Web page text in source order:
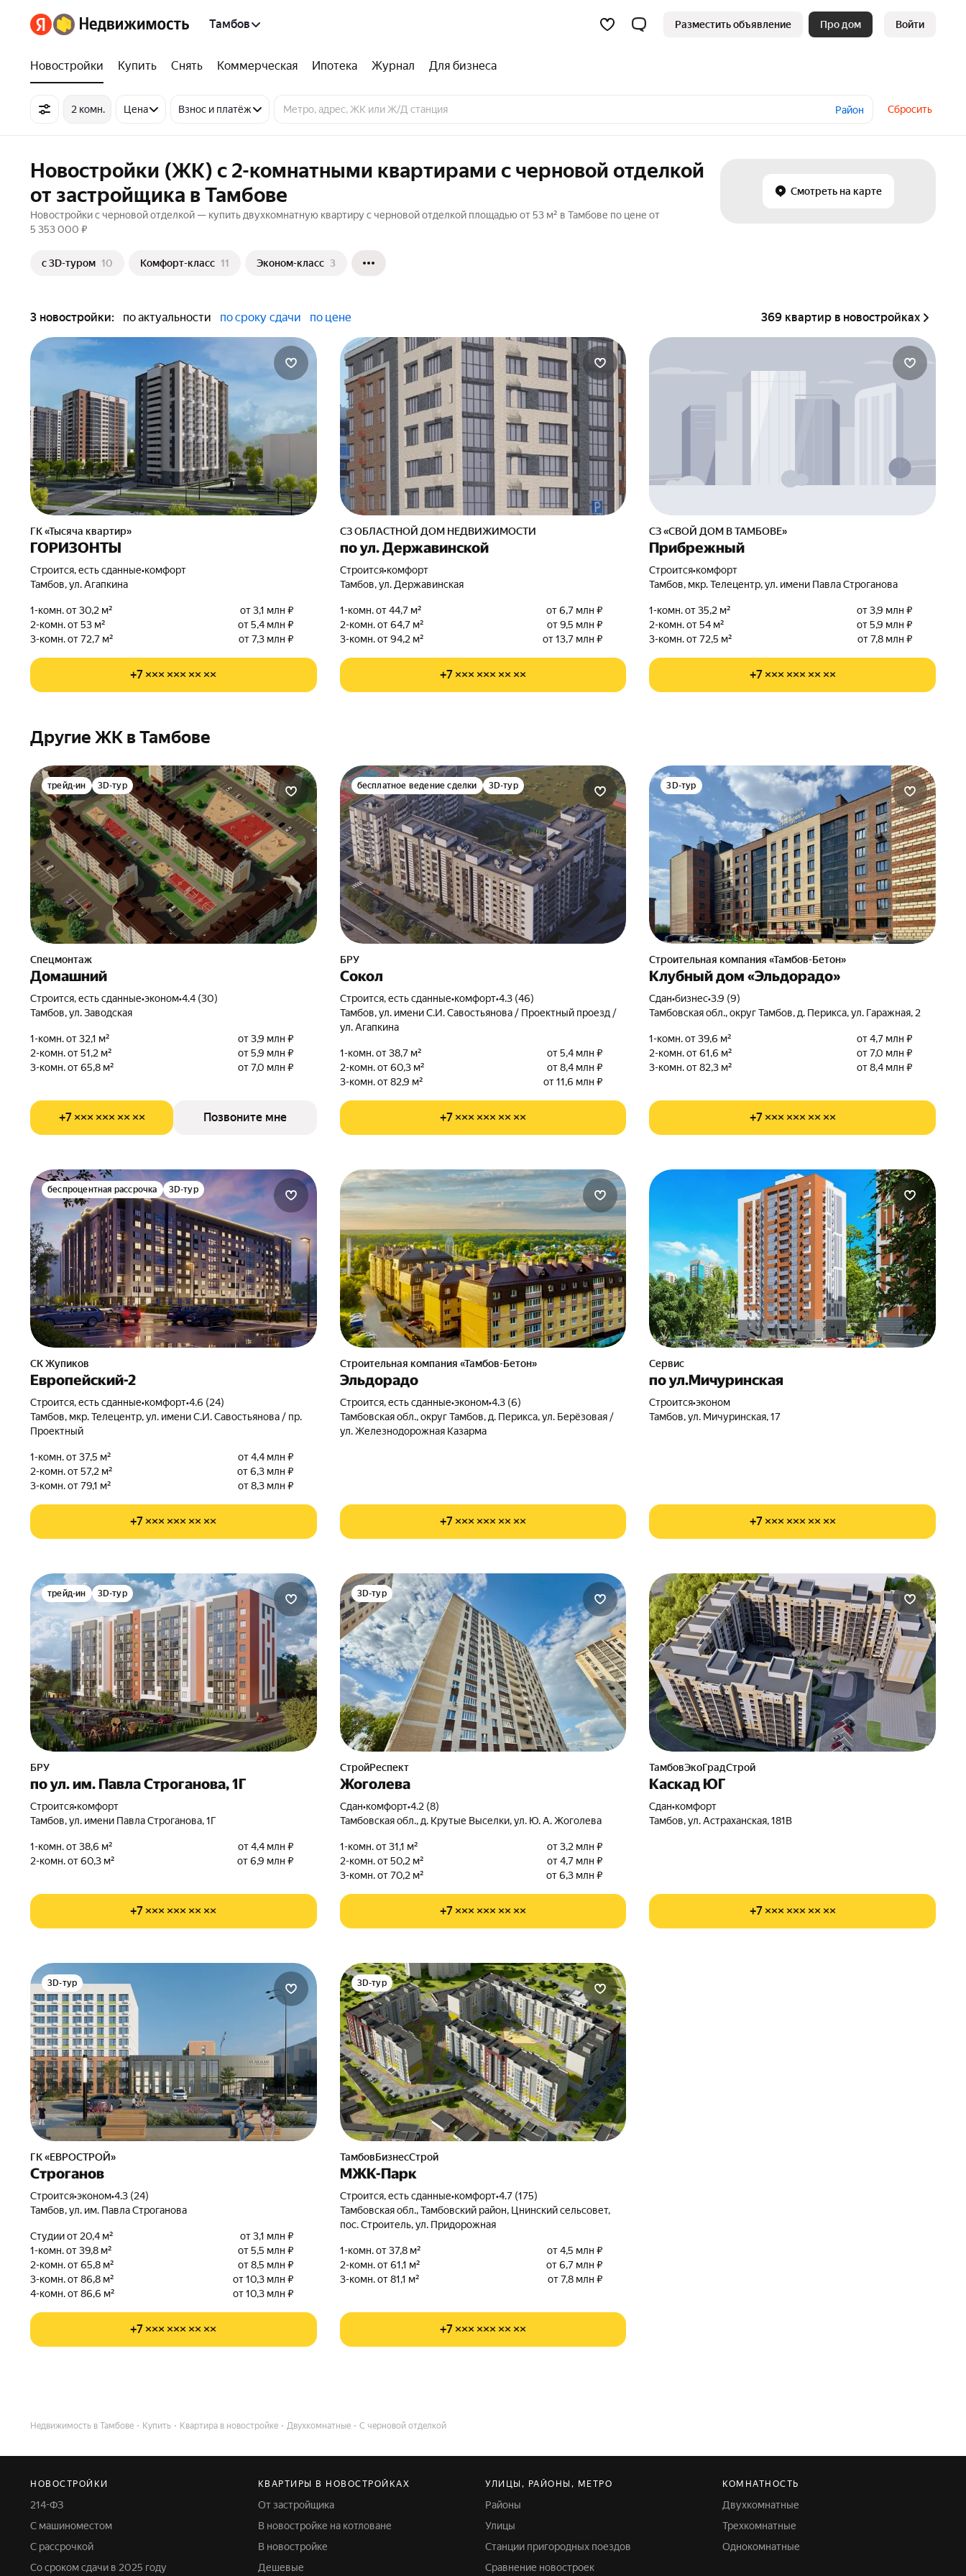
Тамбов Разместить объявление Про дом Войти
Новостройки Купить Снять Коммерческая Ипотека Журнал Для бизнеса
2 комн. Цена Взнос и платёж Район Сбросить
Новостройки (ЖК) с 2-комнатными квартирами с черновой отделкой
от застройщика в Тамбове
Новостройки с черновой отделкой — купить двухкомнатную квартиру с черновой отделкой площадью от 53 м² в Тамбове по цене от
5 353 000 ₽
c 3D-туром 10 Комфорт-класс 11 Эконом-класс 3
Смотреть на карте
3 новостройки: по актуальности по сроку сдачи по цене 369 квартир в новостройках
ГК «Тысяча квартир»
ГОРИЗОНТЫ
Строится, есть сданные•комфорт
Тамбов, ул. Агапкина
1-комн. от 30,2 м²
от 3,1 млн ₽
2-комн. от 53 м²
от 5,4 млн ₽
3-комн. от 72,7 м²
от 7,3 млн ₽
+7 ××× ××× ×× ××
СЗ ОБЛАСТНОЙ ДОМ НЕДВИЖИМОСТИ
по ул. Державинской
Строится•комфорт
Тамбов, ул. Державинская
1-комн. от 44,7 м²
от 6,7 млн ₽
2-комн. от 64,7 м²
от 9,5 млн ₽
3-комн. от 94,2 м²
от 13,7 млн ₽
+7 ××× ××× ×× ××
СЗ «СВОЙ ДОМ В ТАМБОВЕ»
Прибрежный
Строится•комфорт
Тамбов, мкр. Телецентр, ул. имени Павла Строганова
1-комн. от 35,2 м²
от 3,9 млн ₽
2-комн. от 54 м²
от 5,9 млн ₽
3-комн. от 72,5 м²
от 7,8 млн ₽
+7 ××× ××× ×× ××
Другие ЖК в Тамбове
трейд-ин 3D-тур
Спецмонтаж
Домашний
Строится, есть сданные•эконом•4.4 (30)
Тамбов, ул. Заводская
1-комн. от 32,1 м²
от 3,9 млн ₽
2-комн. от 51,2 м²
от 5,9 млн ₽
3-комн. от 65,8 м²
от 7,0 млн ₽
+7 ××× ××× ×× ×× Позвоните мне
бесплатное ведение сделки 3D-тур
БРУ
Сокол
Строится, есть сданные•комфорт•4.3 (46)
Тамбов, ул. имени С.И. Савостьянова / Проектный проезд /
ул. Агапкина
1-комн. от 38,7 м²
от 5,4 млн ₽
2-комн. от 60,3 м²
от 8,4 млн ₽
3-комн. от 82,9 м²
от 11,6 млн ₽
+7 ××× ××× ×× ××
3D-тур
Строительная компания «Тамбов-Бетон»
Клубный дом «Эльдорадо»
Сдан•бизнес•3.9 (9)
Тамбовская обл., округ Тамбов, д. Перикса, ул. Гаражная, 2
1-комн. от 39,6 м²
от 4,7 млн ₽
2-комн. от 61,6 м²
от 7,0 млн ₽
3-комн. от 82,3 м²
от 8,4 млн ₽
+7 ××× ××× ×× ××
беспроцентная рассрочка 3D-тур
СК Жупиков
Европейский-2
Строится, есть сданные•комфорт•4.6 (24)
Тамбов, мкр. Телецентр, ул. имени С.И. Савостьянова / пр.
Проектный
1-комн. от 37,5 м²
от 4,4 млн ₽
2-комн. от 57,2 м²
от 6,3 млн ₽
3-комн. от 79,1 м²
от 8,3 млн ₽
+7 ××× ××× ×× ××
Строительная компания «Тамбов-Бетон»
Эльдорадо
Строится, есть сданные•эконом•4.3 (6)
Тамбовская обл., округ Тамбов, д. Перикса, ул. Берёзовая /
ул. Железнодорожная Казарма
+7 ××× ××× ×× ××
Сервис
по ул.Мичуринская
Строится•эконом
Тамбов, ул. Мичуринская, 17
+7 ××× ××× ×× ××
трейд-ин 3D-тур
БРУ
по ул. им. Павла Строганова, 1Г
Строится•комфорт
Тамбов, ул. имени Павла Строганова, 1Г
1-комн. от 38,6 м²
от 4,4 млн ₽
2-комн. от 60,3 м²
от 6,9 млн ₽
+7 ××× ××× ×× ××
3D-тур
СтройРеспект
Жоголева
Сдан•комфорт•4.2 (8)
Тамбовская обл., д. Крутые Выселки, ул. Ю. А. Жоголева
1-комн. от 31,1 м²
от 3,2 млн ₽
2-комн. от 50,2 м²
от 4,7 млн ₽
3-комн. от 70,2 м²
от 6,3 млн ₽
+7 ××× ××× ×× ××
ТамбовЭкоГрадСтрой
Каскад ЮГ
Сдан•комфорт
Тамбов, ул. Астраханская, 181В
+7 ××× ××× ×× ××
3D-тур
ГК «ЕВРОСТРОЙ»
Строганов
Строится•эконом•4.3 (24)
Тамбов, ул. им. Павла Строганова
Студии от 20,4 м²
от 3,1 млн ₽
1-комн. от 39,8 м²
от 5,5 млн ₽
2-комн. от 65,8 м²
от 8,5 млн ₽
3-комн. от 86,8 м²
от 10,3 млн ₽
4-комн. от 86,6 м²
от 10,3 млн ₽
+7 ××× ××× ×× ××
3D-тур
ТамбовБизнесСтрой
МЖК-Парк
Строится, есть сданные•комфорт•4.7 (175)
Тамбовская обл., Тамбовский район, Цнинский сельсовет,
пос. Строитель, ул. Придорожная
1-комн. от 37,8 м²
от 4,5 млн ₽
2-комн. от 61,1 м²
от 6,7 млн ₽
3-комн. от 81,1 м²
от 7,8 млн ₽
+7 ××× ××× ×× ××
Недвижимость в Тамбове Купить Квартира в новостройке Двухкомнатные С черновой отделкой
НОВОСТРОЙКИ
214-ФЗ
С машиноместом
С рассрочкой
Со сроком сдачи в 2025 году
КВАРТИРЫ В НОВОСТРОЙКАХ
От застройщика
В новостройке на котловане
В новостройке
Дешевые
УЛИЦЫ, РАЙОНЫ, МЕТРО
Районы
Улицы
Станции пригородных поездов
Сравнение новостроек
КОМНАТНОСТЬ
Двухкомнатные
Трехкомнатные
Однокомнатные